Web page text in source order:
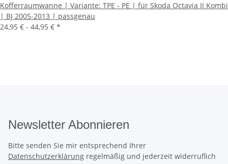
Kofferraumwanne | Variante: TPE - PE | für Skoda Octavia II Kombi
| BJ 2005-2013 | passgenau
24,95 € - 44,95 € *
Newsletter Abonnieren
Bitte senden Sie mir entsprechend Ihrer
Datenschutzerklärung regelmäßig und jederzeit widerruflich